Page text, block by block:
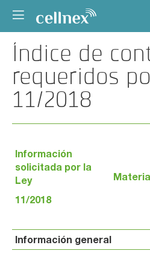
Índice de
requeridos
11/2018
Información
solicitada por la
Ley
11/2018
Información general